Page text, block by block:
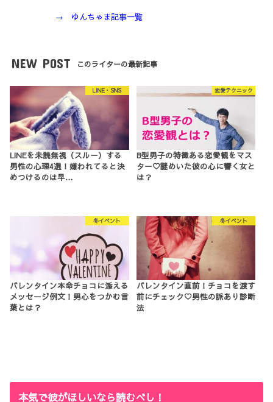
→ ゆんちゃま記事一覧
NEW POST このライターの最新記事
LINE・SNS
LINEを未読無視（スルー）する
男性の心理4選！嫌われてると決
めつけるのは早…
恋愛テクニック
B型男子の特徴ある恋愛観をマス
ター♡謎めいた彼の心に響く女と
は？
冬イベント
バレンタイン本命チョコに添える
メッセージ例文！男心をつかむ言
葉とは？
冬イベント
バレンタイン直前！チョコを渡す
前にチェック♡男性の脈あり診断
法
本気で彼がほしいなら読むべし！